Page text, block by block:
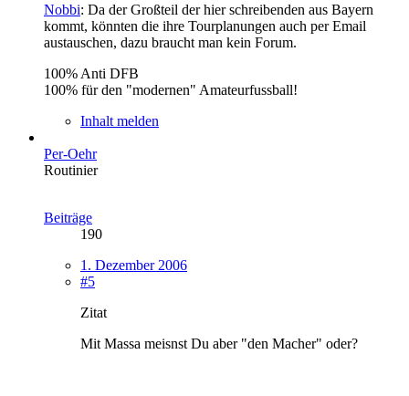
Nobbi: Da der Großteil der hier schreibenden aus Bayern
kommt, könnten die ihre Tourplanungen auch per Email
austauschen, dazu braucht man kein Forum.
100% Anti DFB
100% für den "modernen" Amateurfussball!
Inhalt melden
Per-Oehr
Routinier
Beiträge
190
1. Dezember 2006
#5
Zitat
Mit Massa meisnst Du aber "den Macher" oder?